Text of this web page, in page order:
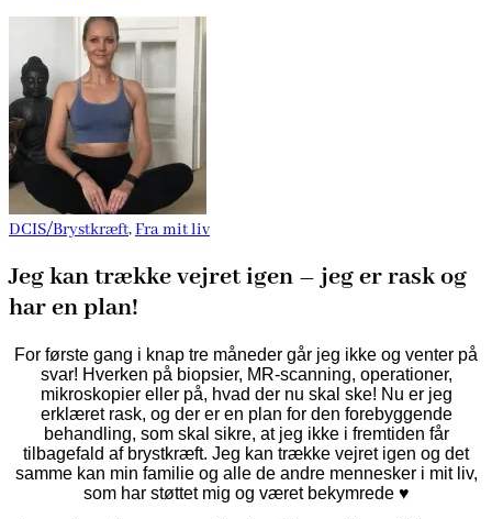
DCIS/Brystkræft,Fra mit liv
Jeg kan trække vejret igen – jeg er rask og
har en plan!
For første gang i knap tre måneder går jeg ikke og venter på
svar! Hverken på biopsier, MR-scanning, operationer,
mikroskopier eller på, hvad der nu skal ske! Nu er jeg
erklæret rask, og der er en plan for den forebyggende
behandling, som skal sikre, at jeg ikke i fremtiden får
tilbagefald af brystkræft. Jeg kan trække vejret igen og det
samme kan min familie og alle de andre mennesker i mit liv,
som har støttet mig og været bekymrede ♥